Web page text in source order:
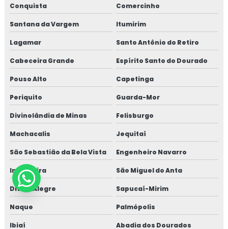
Conquista Comercinho
Santana da Vargem Itumirim
Lagamar Santo Antônio do Retiro
Cabeceira Grande Espírito Santo do Dourado
Pouso Alto Capetinga
Periquito Guarda-Mor
Divinolândia de Minas Felisburgo
Machacalis Jequitaí
São Sebastião da Bela Vista Engenheiro Navarro
Indaiabira São Miguel do Anta
Divisa Alegre Sapucaí-Mirim
Naque Palmópolis
Ibiaí Abadia dos Dourados